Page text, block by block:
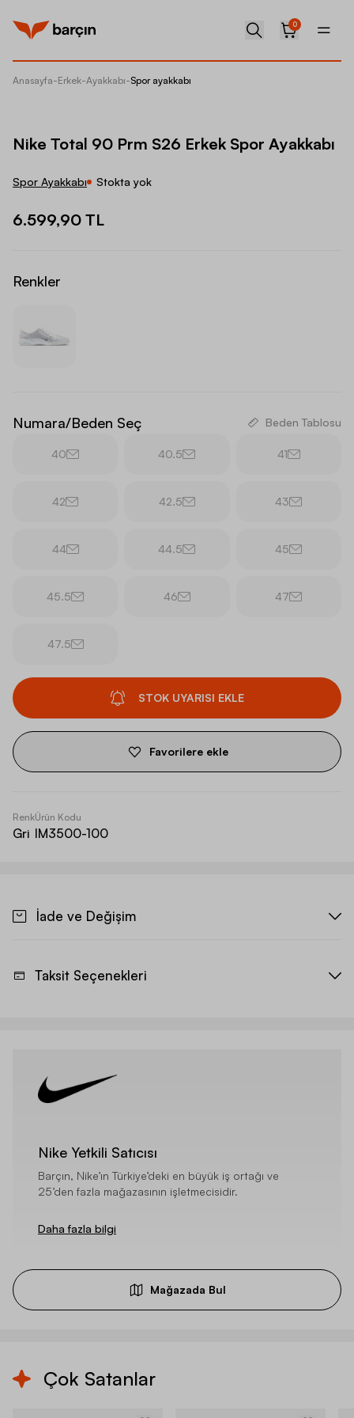
0
Anasayfa-Erkek-Ayakkabı-Spor ayakkabı
Nike Total 90 Prm S26 Erkek Spor Ayakkabı
Spor Ayakkabı Stokta yok
6.599,90 TL
Renkler
Numara/Beden Seç Beden Tablosu
40 40.5 41
42 42.5 43
44 44.5 45
45.5 46 47
47.5
STOK UYARISI EKLE
Favorilere ekle
Renk
Gri
Ürün Kodu
IM3500-100
İade ve Değişim
Taksit Seçenekleri
Nike Yetkili Satıcısı
Barçın, Nike’ın Türkiye’deki en büyük iş ortağı ve
25’den fazla mağazasının işletmecisidir.
Daha fazla bilgi
Mağazada Bul
Çok Satanlar